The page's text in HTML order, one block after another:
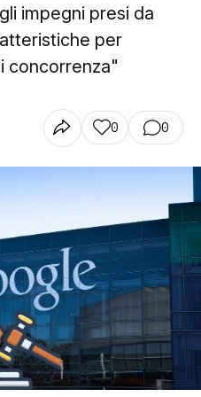
impegni presi da
per
concorrenza"
0 0